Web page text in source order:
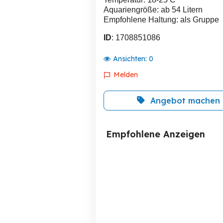
Aquariengröße: ab 54 Litern
Empfohlene Haltung: als Gruppe
ID: 1708851086
Ansichten: 0
Melden
Angebot machen
Empfohlene Anzeigen